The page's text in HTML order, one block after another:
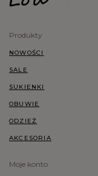
Produkty
NOWOŚCI
SALE
SUKIENKI
OBUWIE
ODZIEŻ
AKCESORIA
Moje konto